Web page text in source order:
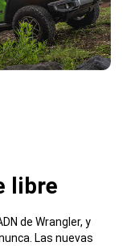
libre
de Wrangler, y
Las nuevas